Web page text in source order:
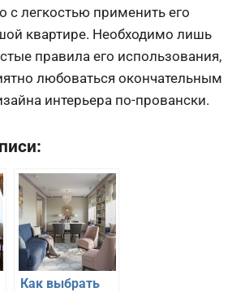
с легкостью применить его
квартире. Необходимо лишь
правила его использования,
любоваться окончательным
интерьера по-провански.
Как выбрать